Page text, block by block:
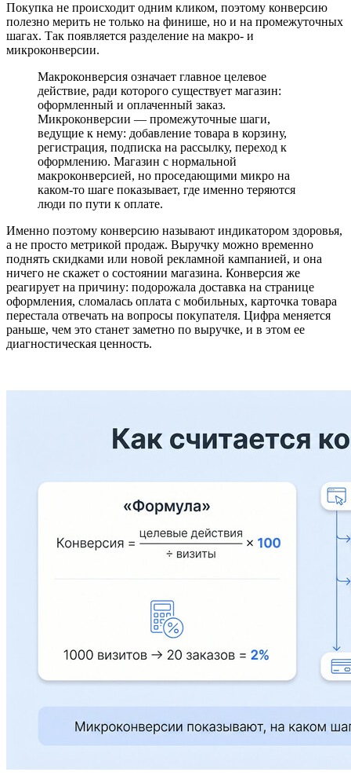
Покупка не происходит одним кликом, поэтому конверсию
полезно мерить не только на финише, но и на промежуточных
шагах. Так появляется разделение на макро- и
микроконверсии.
Макроконверсия означает главное целевое
действие, ради которого существует магазин:
оформленный и оплаченный заказ.
Микроконверсии — промежуточные шаги,
ведущие к нему: добавление товара в корзину,
регистрация, подписка на рассылку, переход к
оформлению. Магазин с нормальной
макроконверсией, но проседающими микро на
каком-то шаге показывает, где именно теряются
люди по пути к оплате.
Именно поэтому конверсию называют индикатором здоровья,
а не просто метрикой продаж. Выручку можно временно
поднять скидками или новой рекламной кампанией, и она
ничего не скажет о состоянии магазина. Конверсия же
реагирует на причину: подорожала доставка на странице
оформления, сломалась оплата с мобильных, карточка товара
перестала отвечать на вопросы покупателя. Цифра меняется
раньше, чем это станет заметно по выручке, и в этом ее
диагностическая ценность.